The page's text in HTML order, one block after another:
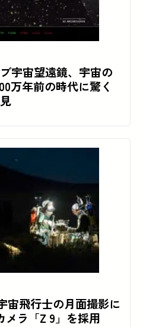
宇宙望遠鏡、宇宙の
万年前の時代に驚く
宙飛行士の月面撮影に
メラ「Z 9」を採用